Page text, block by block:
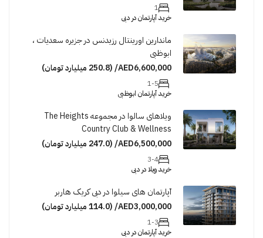
1
خرید آپارتمان در دبی
ماندارین اورینتال رزیدنس در جزیره سعدیات ،
ابوظبی
AED6,600,000/ (250.8 میلیارد تومان)
1-5
خرید آپارتمان ابوظبی
ویلاهای سالوا در مجموعه The Heights
Country Club & Wellness
AED6,500,000/ (247.0 میلیارد تومان)
3-4
خرید ویلا در دبی
آپارتمان های سیلوا در دبی کریک هاربر
AED3,000,000/ (114.0 میلیارد تومان)
1-3
خرید آپارتمان در دبی